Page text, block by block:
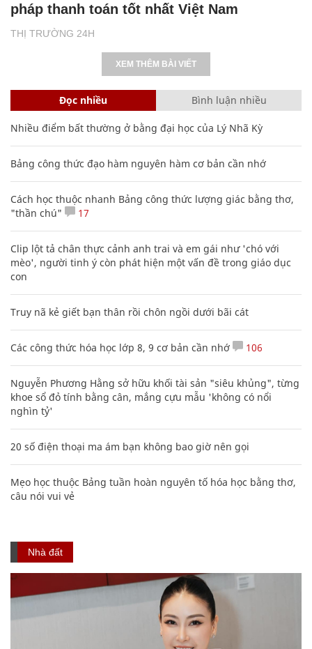
THỊ TRƯỜNG 24H
pháp thanh toán tốt nhất Việt Nam
XEM THÊM BÀI VIẾT
Đọc nhiều Bình luận nhiều
Nhiều điểm bất thường ở bằng đại học của Lý Nhã Kỳ
Bảng công thức đạo hàm nguyên hàm cơ bản cần nhớ
Cách học thuộc nhanh Bảng công thức lượng giác bằng thơ,
"thần chú"
17
Clip lột tả chân thực cảnh anh trai và em gái như 'chó với
mèo', người tinh ý còn phát hiện một vấn đề trong giáo dục
con
Truy nã kẻ giết bạn thân rồi chôn ngồi dưới bãi cát
Các công thức hóa học lớp 8, 9 cơ bản cần nhớ 106
Nguyễn Phương Hằng sở hữu khối tài sản "siêu khủng", từng
khoe sổ đỏ tính bằng cân, mắng cựu mẫu 'không có nổi
nghìn tỷ'
20 số điện thoại ma ám bạn không bao giờ nên gọi
Mẹo học thuộc Bảng tuần hoàn nguyên tố hóa học bằng thơ,
câu nói vui vẻ
Nhà đất